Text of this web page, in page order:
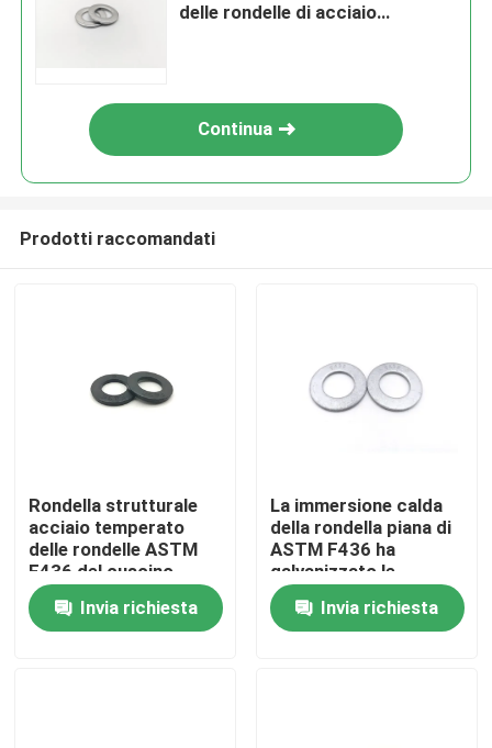
Casa
Prodotti
delle rondelle di acciaio
Continua
Prodotti raccomandati
Rondella strutturale
acciaio temperato
delle rondelle ASTM
F436 del cuscino
ammortizzatore
dell'ossido del nero di
tipo 1 di POLLICE di
Invia richiesta
La immersione calda
della rondella piana di
ASTM F436 ha
galvanizzato le
rondelle di acciaio per
costruzioni edili
Invia richiesta